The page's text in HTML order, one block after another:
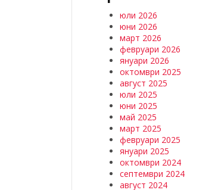
юли 2026
юни 2026
март 2026
февруари 2026
януари 2026
октомври 2025
август 2025
юли 2025
юни 2025
май 2025
март 2025
февруари 2025
януари 2025
октомври 2024
септември 2024
август 2024